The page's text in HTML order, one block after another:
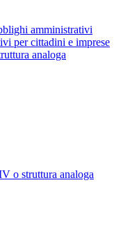
amministrativi
per cittadini e imprese
analoga
o struttura analoga